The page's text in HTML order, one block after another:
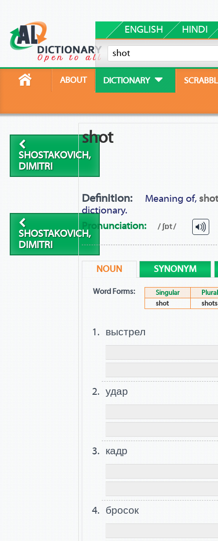
ENGLISH HINDI
ABOUT DICTIONARY
SHOSTAKOVICH,
DIMITRI
SHOSTAKOVICH,
DIMITRI
shot
Definition: Meaning of, shot
dictionary.
Pronunciation:
/ ʃɒt /
NOUN SYNONYM
Word Forms: Singular
Plural
shot
shots
выстрел
удар
кадр
бросок